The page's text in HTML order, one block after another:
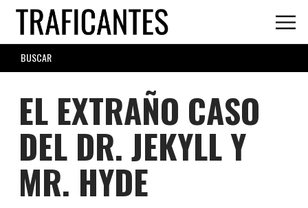
Skip
main
content
SEARCH
FORM
EL EXTRAÑO CASO
DEL DR. JEKYLL Y
MR. HYDE